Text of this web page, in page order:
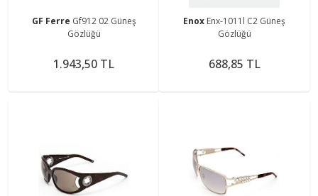
GF Ferre Gf912 02 Güneş
Gözlüğü
1.943,50 TL
Enox Enx-1011l C2 Güneş
Gözlüğü
688,85 TL